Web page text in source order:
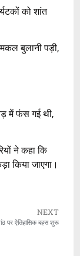
को शांत
बुलानी पड़ी,
में फंस गई थी,
ने कहा कि
किया जाएगा।
NEXT
पर ऐतिहासिक बहस शुरू